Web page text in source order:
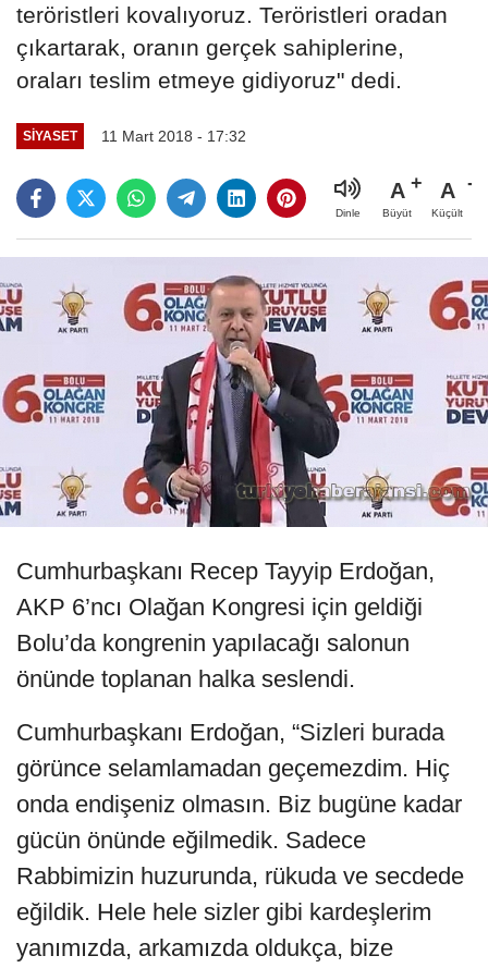
teröristleri kovalıyoruz. Teröristleri oradan
çıkartarak, oranın gerçek sahiplerine,
oraları teslim etmeye gidiyoruz" dedi.
SIYASET 11 Mart 2018 - 17:32
Dinle
A
Büyüt
A
Küçült
Cumhurbaşkanı Recep Tayyip Erdoğan,
AKP 6’ncı Olağan Kongresi için geldiği
Bolu’da kongrenin yapılacağı salonun
önünde toplanan halka seslendi.
Cumhurbaşkanı Erdoğan, “Sizleri burada
görünce selamlamadan geçemezdim. Hiç
onda endişeniz olmasın. Biz bugüne kadar
gücün önünde eğilmedik. Sadece
Rabbimizin huzurunda, rükuda ve secdede
eğildik. Hele hele sizler gibi kardeşlerim
yanımızda, arkamızda oldukça, bize